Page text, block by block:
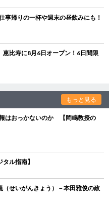
事帰りの一杯や週末の昼飲みにも！
恵比寿に8月6日オープン！6日間限
もっと見る
はおっかないのか 【岡嶋教授の
ル指南】
せいがんきょう）－本田雅俊の政